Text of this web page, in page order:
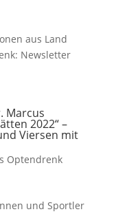
aus Land
Newsletter
Marcus
2022“ –
Viersen mit
Optendrenk
und Sportler